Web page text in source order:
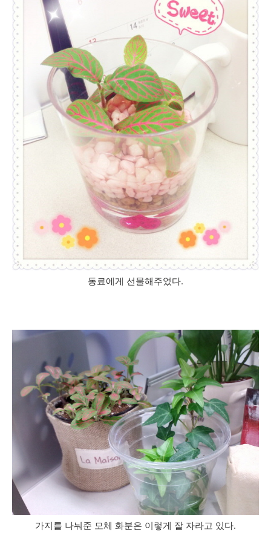
동료에게 선물해주었다.
가지를 나눠준 모체 화분은 이렇게 잘 자라고 있다.